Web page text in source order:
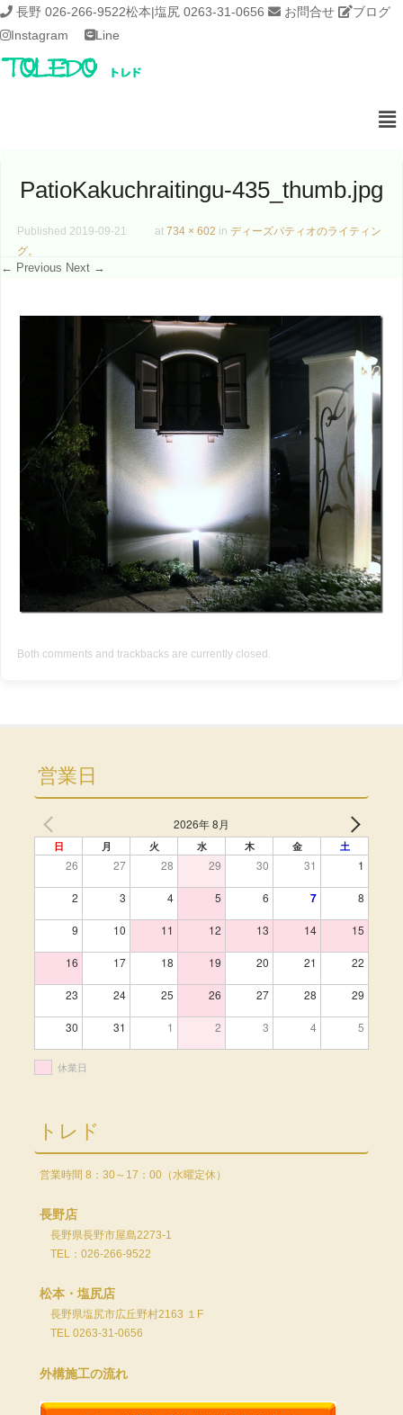
長野 026-266-9522松本|塩尻 0263-31-0656 お問合せ
ブログ
Instagram
Line
PatioKakuchraitingu-435_thumb.jpg
Published 2019-09-21 at 734 × 602 in ディーズパティオのライティン
グ。
← Previous Next →
Both comments and trackbacks are currently closed.
営業日
2026年 8月
日 月 火 水 木 金 土
26 27 28 29 30 31 1
2 3 4 5 6 7 8
9 10 11 12 13 14 15
16 17 18 19 20 21 22
23 24 25 26 27 28 29
30 31 1 2 3 4 5
休業日
トレド
営業時間 8：30～17：00（水曜定休）
長野店
長野県長野市屋島2273-1
TEL：026-266-9522
松本・塩尻店
長野県塩尻市広丘野村2163 １F
TEL 0263-31-0656
外構施工の流れ